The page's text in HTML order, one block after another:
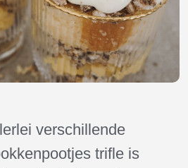
verschillende
trifle is